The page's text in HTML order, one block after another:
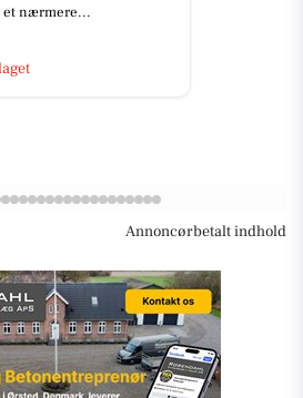
Annoncørbetalt indhold